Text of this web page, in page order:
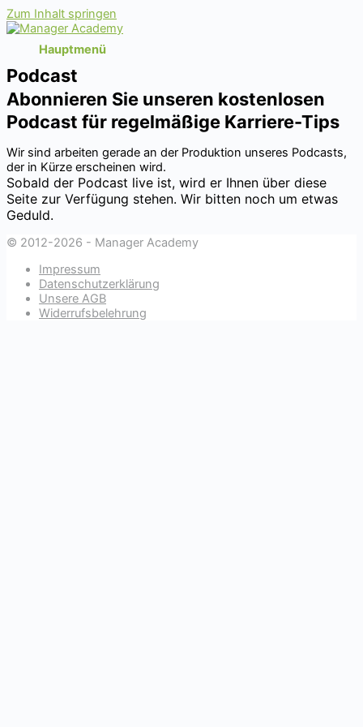
Zum Inhalt springen
Hauptmenü
Podcast
Abonnieren Sie unseren kostenlosen
Podcast für regelmäßige Karriere-Tips
Wir sind arbeiten gerade an der Produktion unseres Podcasts,
der in Kürze erscheinen wird.
Sobald der Podcast live ist, wird er Ihnen über diese
Seite zur Verfügung stehen. Wir bitten noch um etwas
Geduld.
© 2012-2026 - Manager Academy
Impressum
Datenschutzerklärung
Unsere AGB
Widerrufsbelehrung